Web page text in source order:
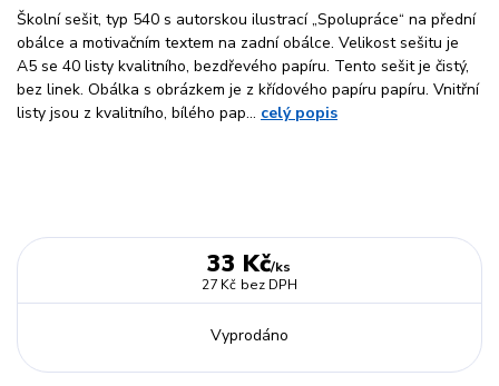
Školní sešit, typ 540 s autorskou ilustrací „Spolupráce“ na přední
obálce a motivačním textem na zadní obálce. Velikost sešitu je
A5 se 40 listy kvalitního, bezdřevého papíru. Tento sešit je čistý,
bez linek. Obálka s obrázkem je z křídového papíru papíru. Vnitřní
listy jsou z kvalitního, bílého pap... celý popis
33 Kč/ks
27 Kč bez DPH
Vyprodáno